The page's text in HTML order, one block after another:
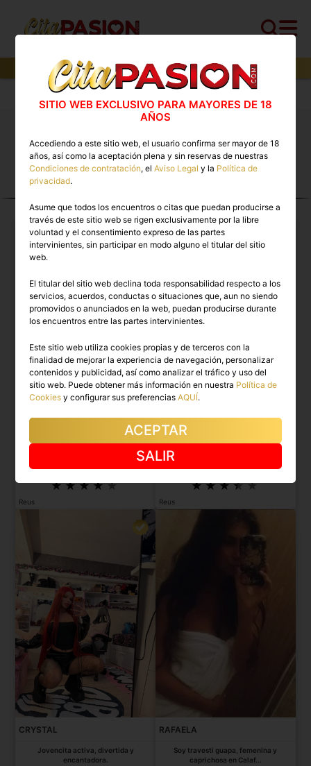
perfiles,4perfiles verificados y4con video
Cita PASION.COM
>Travestis >Tarragona
Travestis Tarragona 🔥 Escorts trans con vídeos
reales disponibles ahora
Brasileña autentica y muy guapa.
Reus
POMBA GIRA
Chica trans colombiana en Reus.
Reus
CRYSTAL
Jovencita activa, divertida y
encantadora.
RAFAELA
Soy travesti guapa, femenina y
caprichosa en Calaf...
SITIO WEB EXCLUSIVO PARA MAYORES DE 18
AÑOS
Accediendo a este sitio web, el usuario confirma ser mayor de 18
años, así como la aceptación plena y sin reservas de nuestras
Condiciones de contratación, elAviso Legal y la Política de
privacidad.
Asume que todos los encuentros o citas que puedan producirse a
través de este sitio web se rigen exclusivamente por la libre
voluntad y el consentimiento expreso de las partes
intervinientes, sin participar en modo alguno el titular del sitio
web.
El titular del sitio web declina toda responsabilidad respecto a los
servicios, acuerdos, conductas o situaciones que, aun no siendo
promovidos o anunciados en la web, puedan producirse durante
los encuentros entre las partes intervinientes.
Este sitio web utiliza cookies propias y de terceros con la
finalidad de mejorar la experiencia de navegación, personalizar
contenidos y publicidad, así como analizar el tráfico y uso del
sitio web. Puede obtener más información en nuestra Política de
Cookies y configurar sus preferenciasAQUÍ.
ACEPTAR
SALIR